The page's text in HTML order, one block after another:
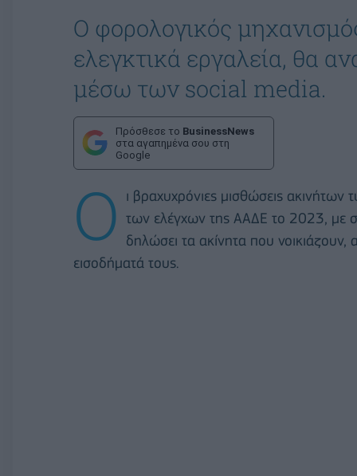
Ο φορολογικός
ελεγκτικά εργαλεία, θα
μέσω των social media.
Πρόσθεσε το BusinessNews
στα αγαπημένα σου στη
Google
Ο
ι βραχυχρόνιες μισθώσεις
των ελέγχων της ΑΑΔΕ το 2023, με
δηλώσει τα ακίνητα που
εισοδήματά τους.